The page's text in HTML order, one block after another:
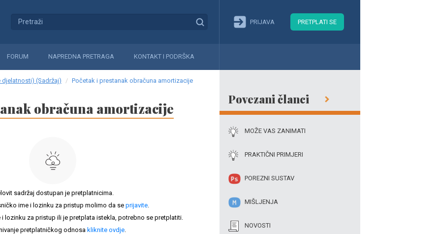
PRIJAVA PRETPLATI SE
FORUM NAPREDNA PRETRAGA KONTAKT I PODRŠKA
Povezani članci
MOŽE VAS ZANIMATI
PRAKTIČNI PRIMJERI
POREZNI SUSTAV
MIŠLJENJA
NOVOSTI
(Sadržaj) Početak i prestanak obračuna amortizacije
obračuna amortizacije
sadržaj dostupan je pretplatnicima.
ime i lozinku za pristup molimo da seprijavite.
lozinku za pristup ili je pretplata istekla, potrebno se pretplatiti.
pretplatničkog odnosa kliknite ovdje.